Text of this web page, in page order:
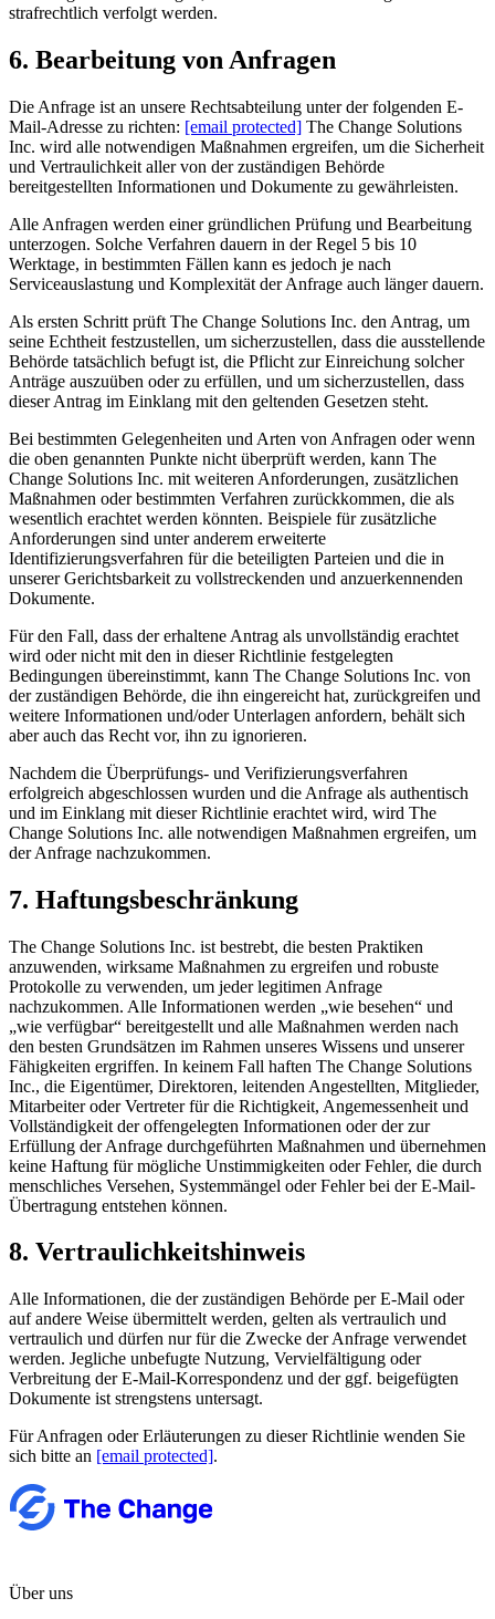
strafrechtlich verfolgt werden.
6. Bearbeitung von Anfragen
Die Anfrage ist an unsere Rechtsabteilung unter der folgenden E-
Mail-Adresse zu richten: [email protected] The Change Solutions
Inc. wird alle notwendigen Maßnahmen ergreifen, um die Sicherheit
und Vertraulichkeit aller von der zuständigen Behörde
bereitgestellten Informationen und Dokumente zu gewährleisten.
Alle Anfragen werden einer gründlichen Prüfung und Bearbeitung
unterzogen. Solche Verfahren dauern in der Regel 5 bis 10
Werktage, in bestimmten Fällen kann es jedoch je nach
Serviceauslastung und Komplexität der Anfrage auch länger dauern.
Als ersten Schritt prüft The Change Solutions Inc. den Antrag, um
seine Echtheit festzustellen, um sicherzustellen, dass die ausstellende
Behörde tatsächlich befugt ist, die Pflicht zur Einreichung solcher
Anträge auszuüben oder zu erfüllen, und um sicherzustellen, dass
dieser Antrag im Einklang mit den geltenden Gesetzen steht.
Bei bestimmten Gelegenheiten und Arten von Anfragen oder wenn
die oben genannten Punkte nicht überprüft werden, kann The
Change Solutions Inc. mit weiteren Anforderungen, zusätzlichen
Maßnahmen oder bestimmten Verfahren zurückkommen, die als
wesentlich erachtet werden könnten. Beispiele für zusätzliche
Anforderungen sind unter anderem erweiterte
Identifizierungsverfahren für die beteiligten Parteien und die in
unserer Gerichtsbarkeit zu vollstreckenden und anzuerkennenden
Dokumente.
Für den Fall, dass der erhaltene Antrag als unvollständig erachtet
wird oder nicht mit den in dieser Richtlinie festgelegten
Bedingungen übereinstimmt, kann The Change Solutions Inc. von
der zuständigen Behörde, die ihn eingereicht hat, zurückgreifen und
weitere Informationen und/oder Unterlagen anfordern, behält sich
aber auch das Recht vor, ihn zu ignorieren.
Nachdem die Überprüfungs- und Verifizierungsverfahren
erfolgreich abgeschlossen wurden und die Anfrage als authentisch
und im Einklang mit dieser Richtlinie erachtet wird, wird The
Change Solutions Inc. alle notwendigen Maßnahmen ergreifen, um
der Anfrage nachzukommen.
7. Haftungsbeschränkung
The Change Solutions Inc. ist bestrebt, die besten Praktiken
anzuwenden, wirksame Maßnahmen zu ergreifen und robuste
Protokolle zu verwenden, um jeder legitimen Anfrage
nachzukommen. Alle Informationen werden „wie besehen“ und
„wie verfügbar“ bereitgestellt und alle Maßnahmen werden nach
den besten Grundsätzen im Rahmen unseres Wissens und unserer
Fähigkeiten ergriffen. In keinem Fall haften The Change Solutions
Inc., die Eigentümer, Direktoren, leitenden Angestellten, Mitglieder,
Mitarbeiter oder Vertreter für die Richtigkeit, Angemessenheit und
Vollständigkeit der offengelegten Informationen oder der zur
Erfüllung der Anfrage durchgeführten Maßnahmen und übernehmen
keine Haftung für mögliche Unstimmigkeiten oder Fehler, die durch
menschliches Versehen, Systemmängel oder Fehler bei der E-Mail-
Übertragung entstehen können.
8. Vertraulichkeitshinweis
Alle Informationen, die der zuständigen Behörde per E-Mail oder
auf andere Weise übermittelt werden, gelten als vertraulich und
vertraulich und dürfen nur für die Zwecke der Anfrage verwendet
werden. Jegliche unbefugte Nutzung, Vervielfältigung oder
Verbreitung der E-Mail-Korrespondenz und der ggf. beigefügten
Dokumente ist strengstens untersagt.
Für Anfragen oder Erläuterungen zu dieser Richtlinie wenden Sie
sich bitte an [email protected].
Über uns